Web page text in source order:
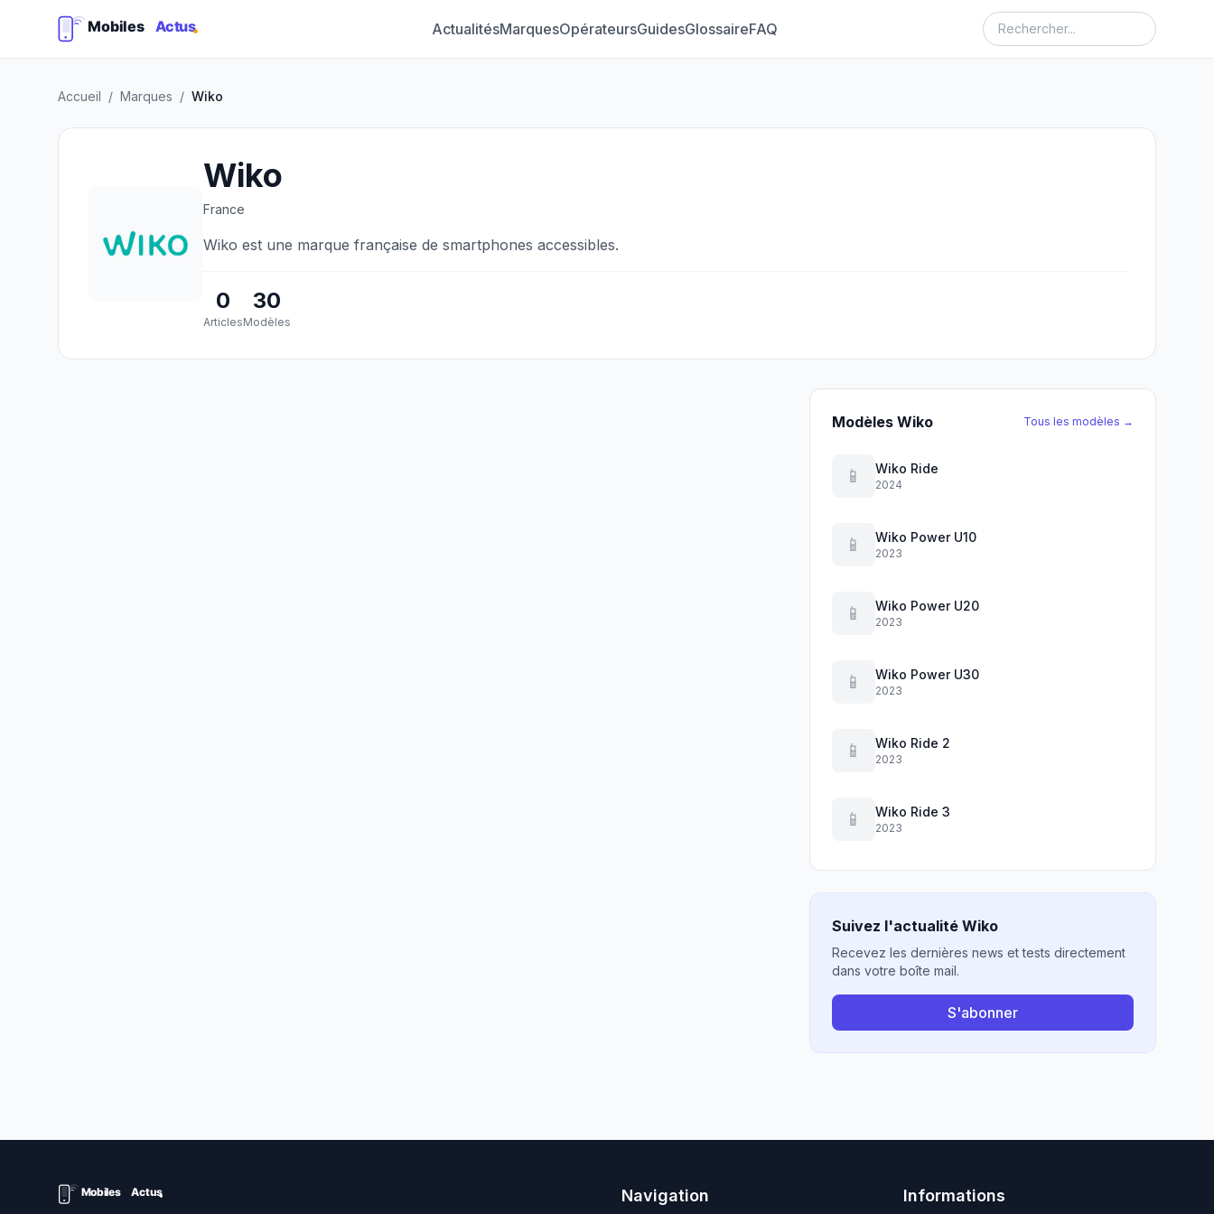
ActualitésMarquesOpérateursGuidesGlossaireFAQ
Accueil / Marques / Wiko
Wiko
France
Wiko est une marque française de smartphones accessibles.
0
Articles
30
Modèles
Modèles Wiko Tous les modèles →
📱 Wiko Ride
2024
📱 Wiko Power U10
2023
📱 Wiko Power U20
2023
📱 Wiko Power U30
2023
📱 Wiko Ride 2
2023
📱 Wiko Ride 3
2023
Suivez l'actualité Wiko
Recevez les dernières news et tests directement
dans votre boîte mail.
S'abonner
Navigation Informations